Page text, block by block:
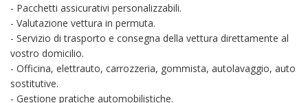
- Pacchetti assicurativi personalizzabili.
- Valutazione vettura in permuta.
- Servizio di trasporto e consegna della vettura direttamente al
vostro domicilio.
- Officina, elettrauto, carrozzeria, gommista, autolavaggio, auto
sostitutive.
- Gestione pratiche automobilistiche.